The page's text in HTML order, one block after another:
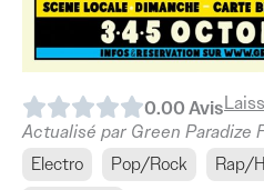
0.00Avis
Actualisé par Green Paradize
Electro
Pop/Rock
Rap/